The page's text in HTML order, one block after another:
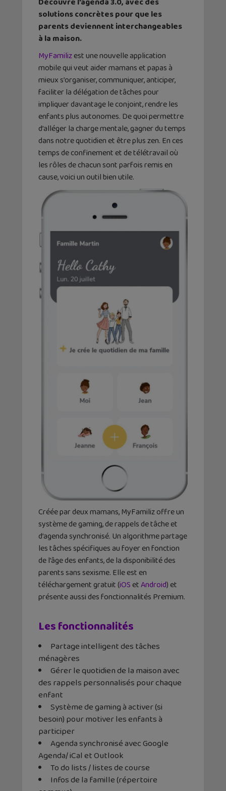
solutions concrètes pour que les
parents deviennent interchangeables
à la maison.
MyFamilizest une nouvelle application
mobile qui veut aider mamans et papas à
mieux s’organiser, communiquer, anticiper,
faciliter la délégation de tâches pour
impliquer davantage le conjoint, rendre les
enfants plus autonomes. De quoi permettre
d’alléger la charge mentale, gagner du temps
dans notre quotidien et être plus zen. En ces
temps de confinement et de télétravail où
les rôles de chacun sont parfois remis en
cause, voici un outil bien utile.
Créée par deux mamans, MyFamiliz offre un
système de gaming, de rappels de tâche et
d’agenda synchronisé. Un algorithme partage
les tâches spécifiques au foyer en fonction
de l’âge des enfants, de la disponibilité des
parents sans sexisme. Elle est en
téléchargement gratuit (iOS etAndroid) et
présente aussi des fonctionnalités Premium.
Les fonctionnalités
Partage intelligent des tâches
ménagères
Gérer le quotidien de la maison avec
des rappels personnalisés pour chaque
enfant
Système de gaming à activer (si
besoin) pour motiver les enfants à
participer
Agenda synchronisé avec Google
Agenda/ iCal et Outlook
To do lists / listes de course
Infos de la famille (répertoire